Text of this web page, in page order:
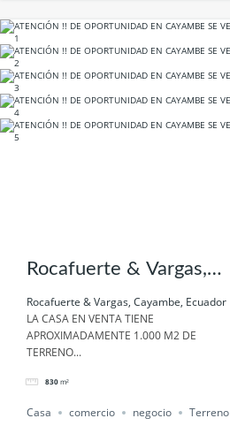
Rocafuerte & Vargas,
Cayambe, Ecuador
Rocafuerte & Vargas, Cayambe, Ecuador
LA CASA EN VENTA TIENE
APROXIMADAMENTE 1.000 M2 DE
TERRENO...
830 m²
Casa comercio negocio Terreno